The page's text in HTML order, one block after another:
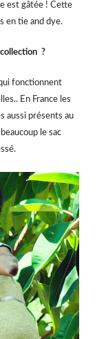
est gâtée ! Cette
en tie and dye.
?
fonctionnent
En France les
aussi présents au
le sac